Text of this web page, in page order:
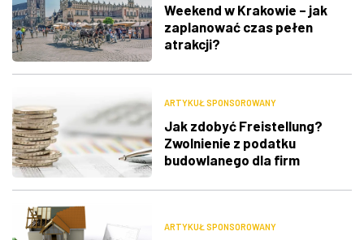
Weekend w Krakowie – jak
zaplanować czas pełen
atrakcji?
ARTYKUŁ SPONSOROWANY
Jak zdobyć Freistellung?
Zwolnienie z podatku
budowlanego dla firm
ARTYKUŁ SPONSOROWANY